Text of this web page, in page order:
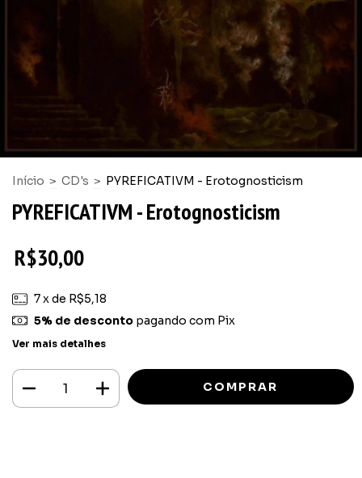
Início > CD's > PYREFICATIVM - Erotognosticism
PYREFICATIVM - Erotognosticism
R$30,00
7x de R$5,18
5% de descontopagando com Pix
Ver mais detalhes